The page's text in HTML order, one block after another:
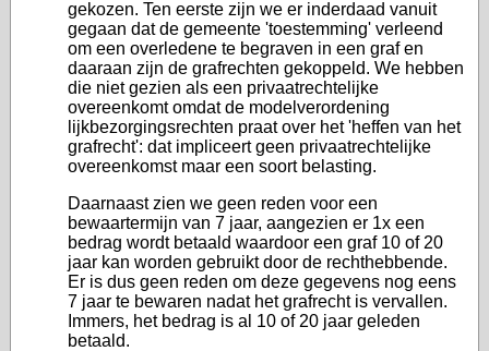
gekozen. Ten eerste zijn we er inderdaad vanuit
gegaan dat de gemeente 'toestemming' verleend
om een overledene te begraven in een graf en
daaraan zijn de grafrechten gekoppeld. We hebben
die niet gezien als een privaatrechtelijke
overeenkomt omdat de modelverordening
lijkbezorgingsrechten praat over het 'heffen van het
grafrecht': dat impliceert geen privaatrechtelijke
overeenkomst maar een soort belasting.
Daarnaast zien we geen reden voor een
bewaartermijn van 7 jaar, aangezien er 1x een
bedrag wordt betaald waardoor een graf 10 of 20
jaar kan worden gebruikt door de rechthebbende.
Er is dus geen reden om deze gegevens nog eens
7 jaar te bewaren nadat het grafrecht is vervallen.
Immers, het bedrag is al 10 of 20 jaar geleden
betaald.